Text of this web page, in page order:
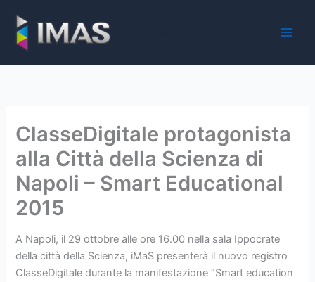
contenuto
ClasseDigitale protagonista
alla Città della Scienza di
Napoli – Smart Educational
2015
A Napoli, il 29 ottobre alle ore 16.00 nella sala Ippocrate
della città della Scienza, iMaS presenterà il nuovo registro
ClasseDigitale durante la manifestazione “Smart education